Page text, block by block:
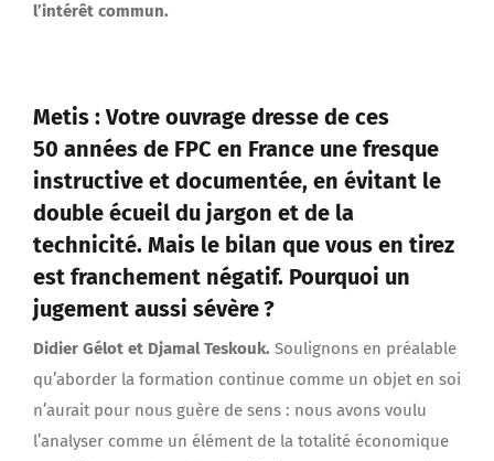
l’intérêt commun.
Metis : Votre ouvrage dresse de ces
50 années de FPC en France une fresque
instructive et documentée, en évitant le
double écueil du jargon et de la
technicité. Mais le bilan que vous en tirez
est franchement négatif. Pourquoi un
jugement aussi sévère ?
Didier Gélot et Djamal Teskouk. Soulignons en préalable
qu’aborder la formation continue comme un objet en soi
n’aurait pour nous guère de sens : nous avons voulu
l’analyser comme un élément de la totalité économique